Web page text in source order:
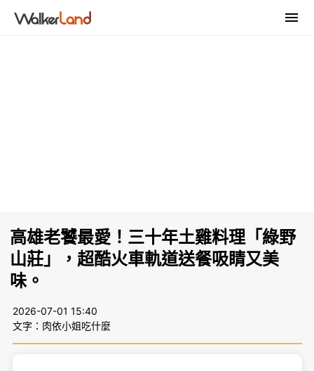
高雄老饕最愛！三十年土雞料理「綠野
山莊」，超酷火車軌道送餐吸睛又美
味。
2026-07-01 15:40
文字：肉依小姐吃什麼